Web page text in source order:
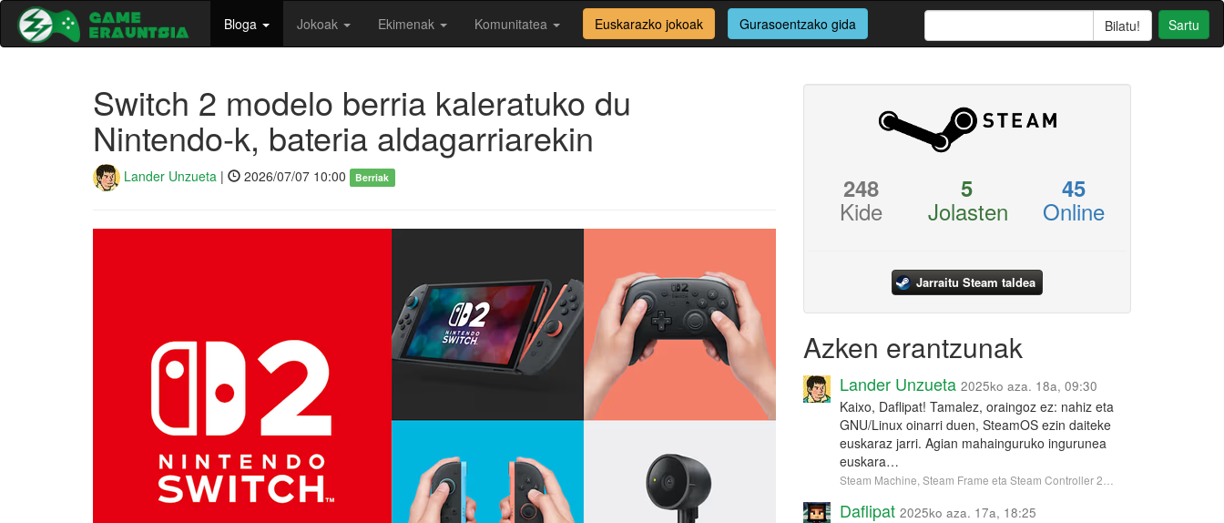
Bloga Jokoak Ekimenak Komunitatea Euskarazko jokoak Gurasoentzako gida Sartu
Switch 2 modelo berria kaleratuko du
Nintendo-k, bateria aldagarriarekin
Lander Unzueta | 2026/07/07 10:00 Berriak 248
Kide
5
Jolasten
45
Online
Jarraitu Steam taldea
Azken erantzunak
Lander Unzueta 2025ko aza. 18a, 09:30
Kaixo, Daflipat! Tamalez, oraingoz ez: nahiz eta
GNU/Linux oinarri duen, SteamOS ezin daiteke
euskaraz jarri. Agian mahainguruko ingurunea
euskara…
Steam Machine, Steam Frame eta Steam Controller 2…
Daflipat 2025ko aza. 17a, 18:25